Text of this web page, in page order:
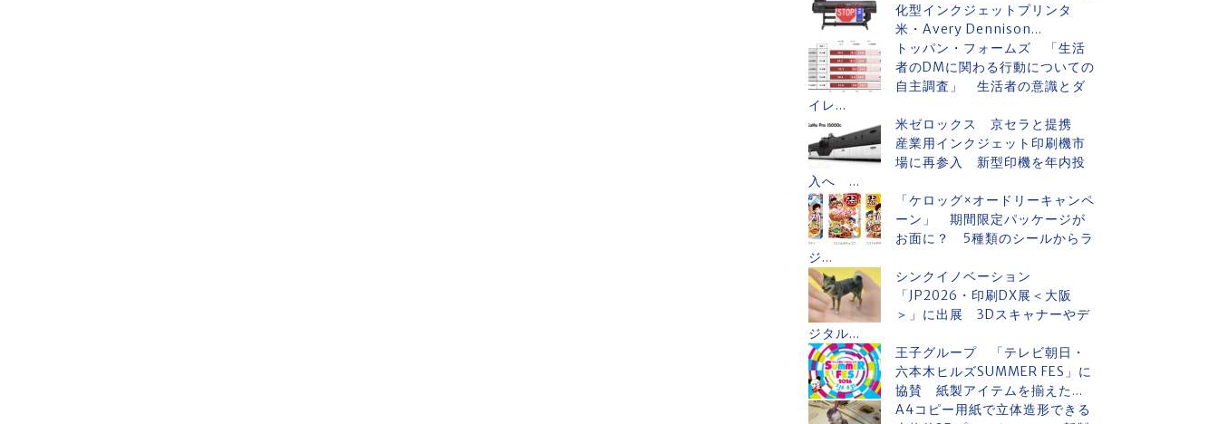
化型インクジェットプリンタ
米・Avery Dennison...
トッパン・フォームズ 「生活
者のDMに関わる行動についての
自主調査」 生活者の意識とダ
イレ...
米ゼロックス 京セラと提携
産業用インクジェット印刷機市
場に再参入 新型印機を年内投
入へ ...
「ケロッグ×オードリーキャンペ
ーン」 期間限定パッケージが
お面に？ 5種類のシールからラ
ジ...
シンクイノベーション
「JP2026・印刷DX展＜大阪
＞」に出展 3Dスキャナーやデ
ジタル...
王子グループ 「テレビ朝日・
六本木ヒルズSUMMER FES」に
協賛 紙製アイテムを揃えた...
A4コピー用紙で立体造形できる